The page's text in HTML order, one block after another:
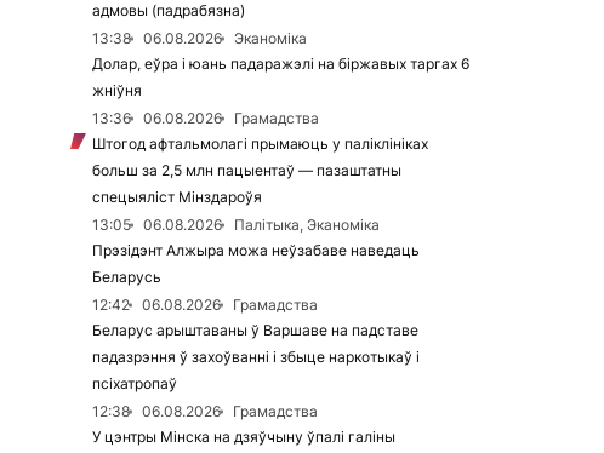
адмовы (падрабязна)
13:38
06.08.2026
Эканоміка
Долар, еўра і юань падаражэлі на біржавых таргах 6
жніўня
13:36
06.08.2026
Грамадства
Штогод афтальмолагі прымаюць у паліклініках
больш за 2,5 млн пацыентаў — пазаштатны
спецыяліст Мінздароўя
13:05
06.08.2026
Палітыка, Эканоміка
Прэзідэнт Алжыра можа неўзабаве наведаць
Беларусь
12:42
06.08.2026
Грамадства
Беларус арыштаваны ў Варшаве на падставе
падазрэння ў захоўванні і збыце наркотыкаў і
псіхатропаў
12:38
06.08.2026
Грамадства
У цэнтры Мінска на дзяўчыну ўпалі галіны